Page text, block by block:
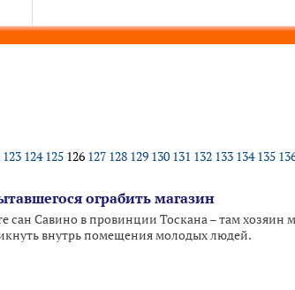
123 124 125 126 127 128 129 130 131 132 133 134 135
ограбить магазин
Савино в провинции Тоскана – там хозяин
внутрь помещения молодых людей.